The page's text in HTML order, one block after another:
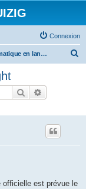
Connexion
L'informatique en langues régionales et minoritaires
Rechercher
officielle est prévue le